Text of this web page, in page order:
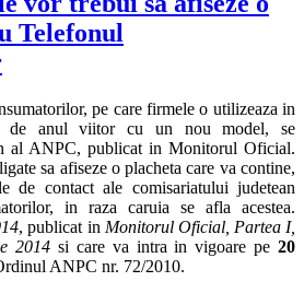
Telefonul
pe care firmele o utilizeaza in
de anul viitor cu un nou model, se
al ANPC, publicat in Monitorul Oficial.
sa afiseze o placheta care va contine,
de contact ale comisariatului judetean
in raza caruia se afla acestea.
, publicat in Monitorul Oficial, Partea I,
2014 si care va intra in vigoare pe20
ANPC nr. 72/2010.